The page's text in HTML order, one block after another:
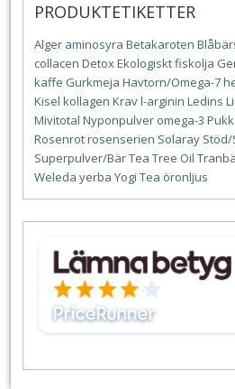
PRODUKTETIKETTER
Alger aminosyra Betakaroten
collacen DetoxEkologisktfiskolja
kaffe Gurkmeja Havtorn/Omega-7
Kisel kollagen Kravl-arginin Ledins
Mivitotal Nyponpulver omega-3
Rosenrotrosenserien Solaray Stöd/
Superpulver/BärTea Tree Oil
Weleda yerba Yogi Tea öronljus